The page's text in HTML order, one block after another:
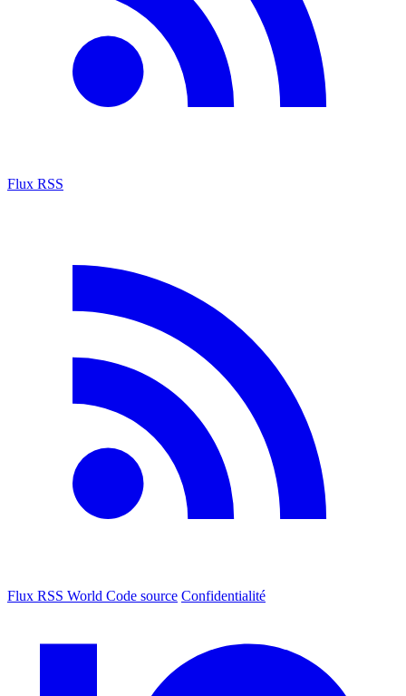
Flux RSS
Flux RSS World Code source Confidentialité